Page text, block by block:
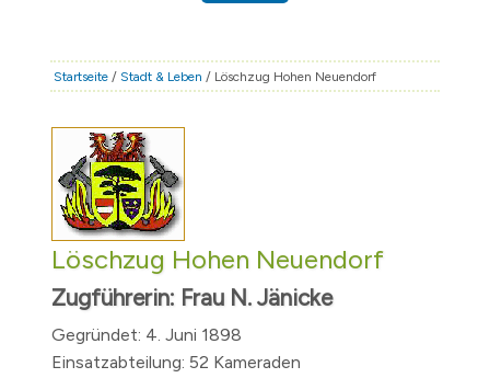
RATHAUS & POLITIK
BAUEN & WIRTSCHAFT
Startseite /Stadt & Leben / Löschzug Hohen Neuendorf
Löschzug Hohen Neuendorf
Zugführerin: Frau N. Jänicke
Gegründet: 4. Juni 1898
Einsatzabteilung: 52 Kameraden